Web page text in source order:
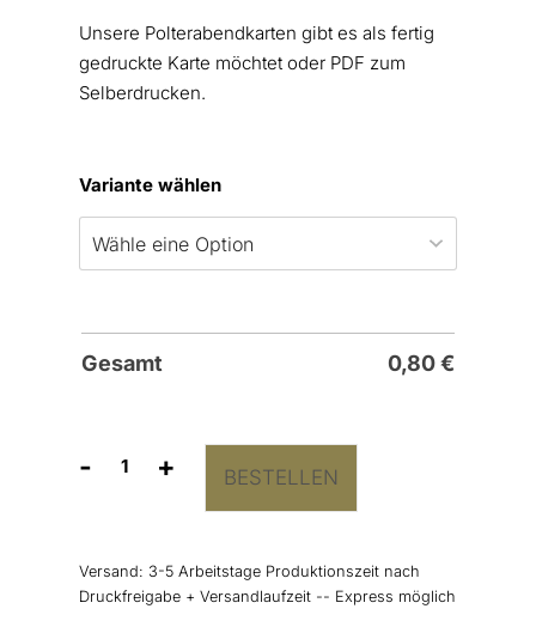
Unsere Polterabendkarten gibt es als fertig
gedruckte Karte möchtet oder PDF zum
Selberdrucken.
Variante wählen
Gesamt 0,80€
-
Polterabend
+ BESTELLEN
Versand: 3-5 Arbeitstage Produktionszeit nach
Druckfreigabe + Versandlaufzeit -- Express möglich